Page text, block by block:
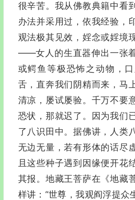
很辛苦。我从佛教典籍中看
办法并采用过，依我经验，
观法极其见效，婬念或婬境
——女人的生直器伸出一张
或鳄鱼等极恐怖之动物，
舌，直奔我们阴精而来，马
清凉，屡试屡验。千万不要
恐状，那就迟了。因为我们
了八识田中。据佛讲，人类
无边无量，若有形体的话尽
且这些种子遇到因缘便开花
其报。地藏王菩萨在《地藏
样讲：“世尊，我观阎浮提众